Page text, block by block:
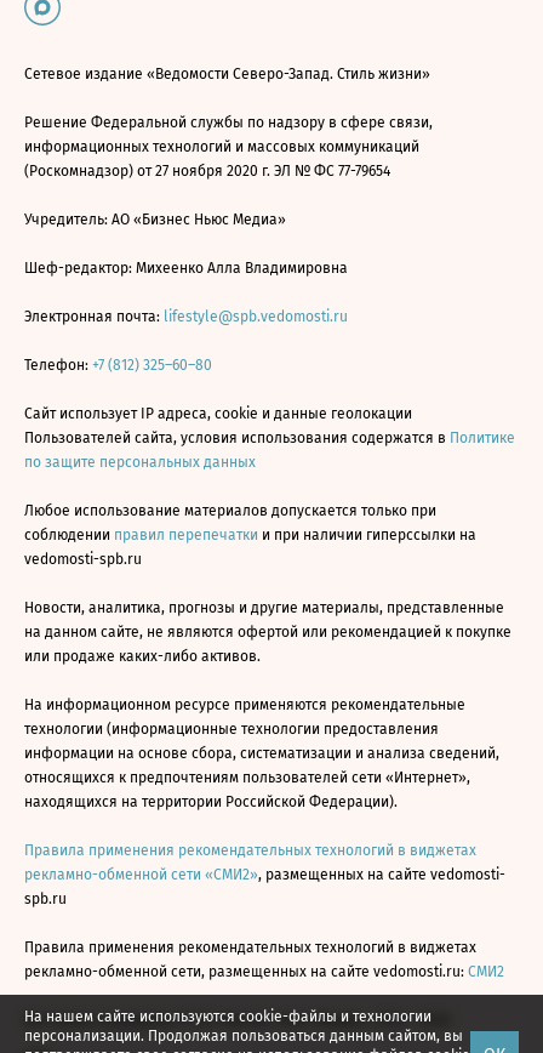
На нашем сайте используются cookie-файлы и технологии
персонализации. Продолжая пользоваться данным сайтом, вы
Сетевое издание «Ведомости Северо-Запад. Стиль жизни»
Решение Федеральной службы по надзору в сфере связи,
информационных технологий и массовых коммуникаций
(Роскомнадзор) от 27 ноября 2020 г. ЭЛ № ФС 77-79654
Учредитель: АО «Бизнес Ньюс Медиа»
Шеф-редактор: Михеенко Алла Владимировна
Электронная почта: lifestyle@spb.vedomosti.ru
Телефон: +7 (812) 325–60–80
Сайт использует IP адреса, cookie и данные геолокации
Пользователей сайта, условия использования содержатся в Политике
по защите персональных данных
Любое использование материалов допускается только при
соблюдении правил перепечатки и при наличии гиперссылки на
vedomosti-spb.ru
Новости, аналитика, прогнозы и другие материалы, представленные
на данном сайте, не являются офертой или рекомендацией к покупке
или продаже каких-либо активов.
На информационном ресурсе применяются рекомендательные
технологии (информационные технологии предоставления
информации на основе сбора, систематизации и анализа сведений,
относящихся к предпочтениям пользователей сети «Интернет»,
находящихся на территории Российской Федерации).
Правила применения рекомендательных технологий в виджетах
рекламно-обменной сети «СМИ2», размещенных на сайте vedomosti-
spb.ru
Правила применения рекомендательных технологий в виджетах
рекламно-обменной сети, размещенных на сайте vedomosti.ru: СМИ2
Все права защищены © АО «Бизнес Ньюс Медиа», 2024 - 2026